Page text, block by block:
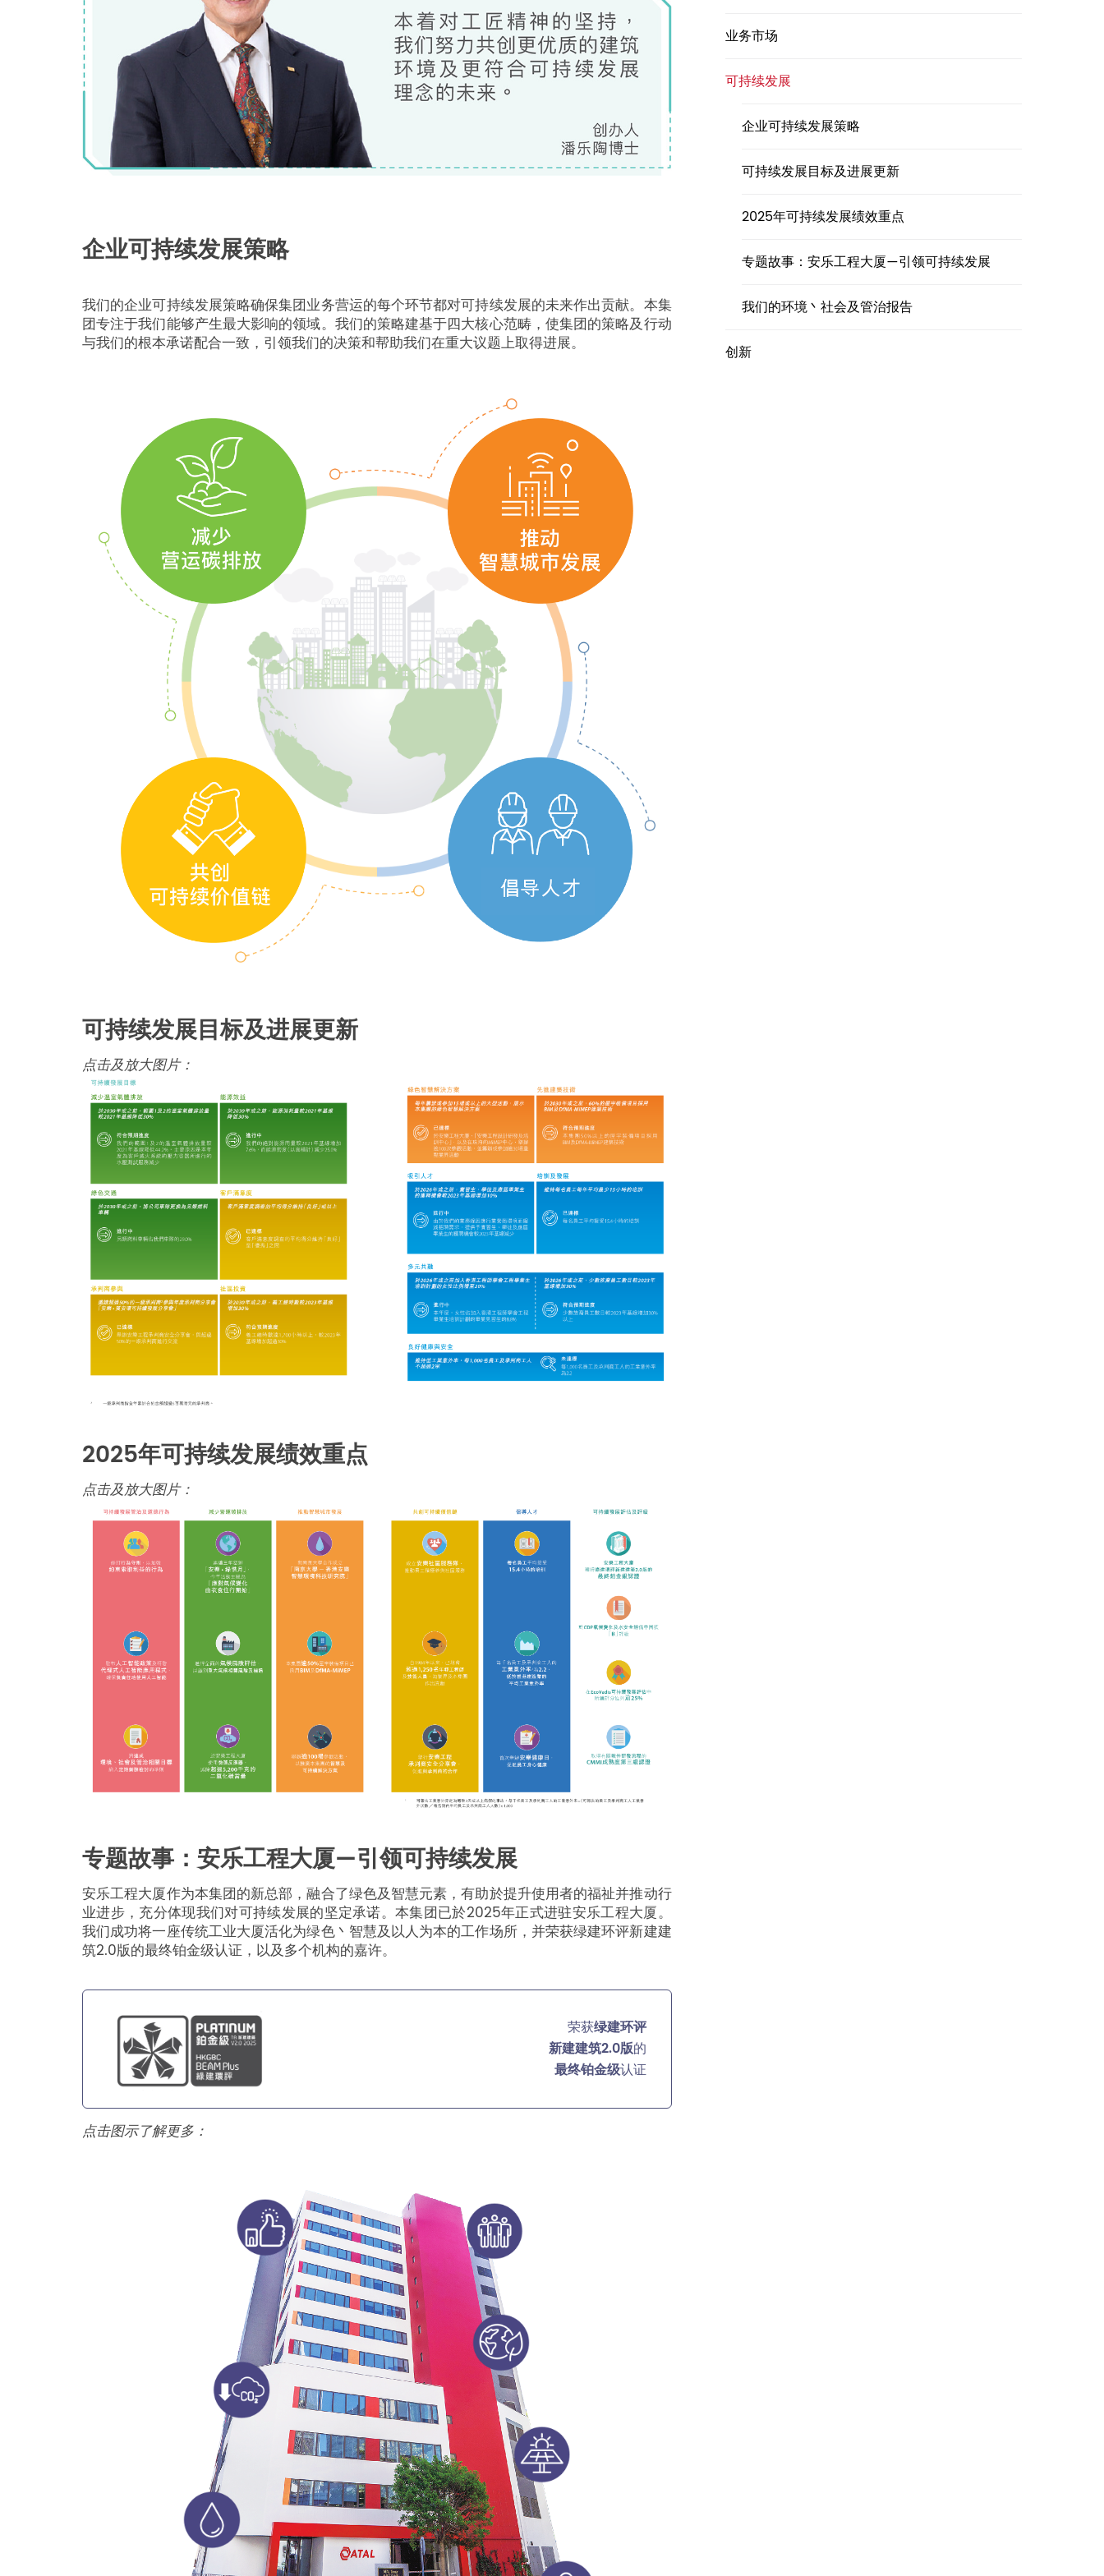
企业可持续发展策略
我们的企业可持续发展策略确保集团业务营运的每个环节都对可持续发展的未来作出贡献。本集
团专注于我们能够产生最大影响的领域。我们的策略建基于四大核心范畴，使集团的策略及行动
与我们的根本承诺配合一致，引领我们的决策和帮助我们在重大议题上取得进展。
可持续发展目标及进展更新
点击及放大图片：
2025年可持续发展绩效重点
点击及放大图片：
专题故事：安乐工程大厦—引领可持续发展
安乐工程大厦作为本集团的新总部，融合了绿色及智慧元素，有助於提升使用者的福祉并推动行
业进步，充分体现我们对可持续发展的坚定承诺。本集团已於2025年正式进驻安乐工程大厦。
我们成功将一座传统工业大厦活化为绿色丶智慧及以人为本的工作场所，并荣获绿建环评新建建
筑2.0版的最终铂金级认证，以及多个机构的嘉许。
荣获绿建环评
新建建筑2.0版的
最终铂金级认证
点击图示了解更多：
业务市场
可持续发展
企业可持续发展策略
可持续发展目标及进展更新
2025年可持续发展绩效重点
专题故事：安乐工程大厦—引领可持续发展
我们的环境丶社会及管治报告
创新